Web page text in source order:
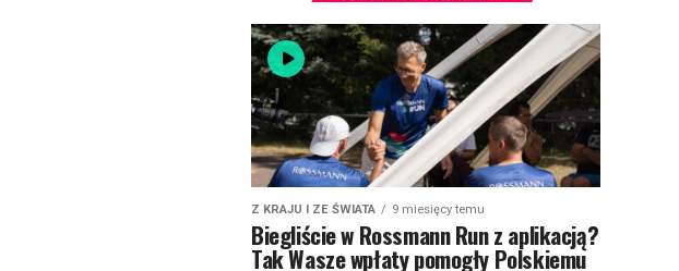
Z KRAJU I ZE ŚWIATA 9 miesięcy temu
Biegliście w Rossmann Run z aplikacją?
Tak Wasze wpłaty pomogły Polskiemu